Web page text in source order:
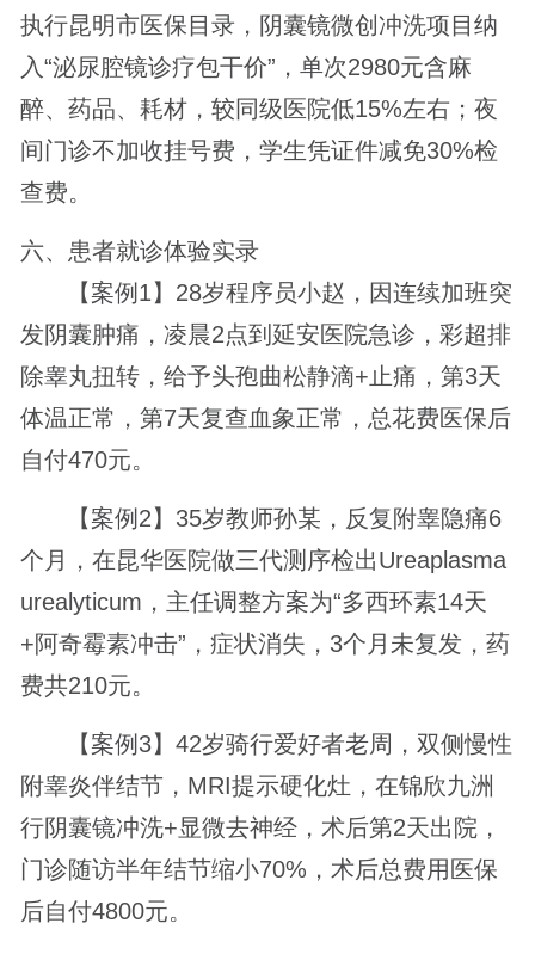
执行昆明市医保目录，阴囊镜微创冲洗项目纳
入“泌尿腔镜诊疗包干价”，单次2980元含麻
醉、药品、耗材，较同级医院低15%左右；夜
间门诊不加收挂号费，学生凭证件减免30%检
查费。
六、患者就诊体验实录
【案例1】28岁程序员小赵，因连续加班突
发阴囊肿痛，凌晨2点到延安医院急诊，彩超排
除睾丸扭转，给予头孢曲松静滴+止痛，第3天
体温正常，第7天复查血象正常，总花费医保后
自付470元。
【案例2】35岁教师孙某，反复附睾隐痛6
个月，在昆华医院做三代测序检出Ureaplasma
urealyticum，主任调整方案为“多西环素14天
+阿奇霉素冲击”，症状消失，3个月未复发，药
费共210元。
【案例3】42岁骑行爱好者老周，双侧慢性
附睾炎伴结节，MRI提示硬化灶，在锦欣九洲
行阴囊镜冲洗+显微去神经，术后第2天出院，
门诊随访半年结节缩小70%，术后总费用医保
后自付4800元。